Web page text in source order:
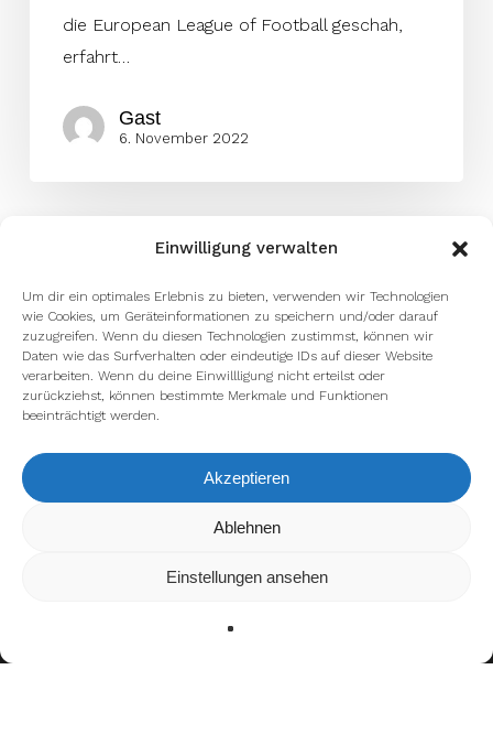
Einwilligung verwalten
Um dir ein optimales Erlebnis zu bieten, verwenden wir Technologien
wie Cookies, um Geräteinformationen zu speichern und/oder darauf
zuzugreifen. Wenn du diesen Technologien zustimmst, können wir
Daten wie das Surfverhalten oder eindeutige IDs auf dieser Website
verarbeiten. Wenn du deine Einwillligung nicht erteilst oder
zurückziehst, können bestimmte Merkmale und Funktionen
beeinträchtigt werden.
Akzeptieren
Ablehnen
Einstellungen ansehen
die European League of Football geschah,
erfahrt…
Gast
6. November 2022
Wir verwenden Cookies, um dir die bestmögliche Erfahrung auf
kannst du erfahren, welche Cookies wir
verwenden oder sie ausschalten.